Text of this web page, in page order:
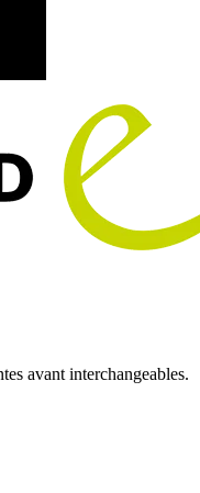
avant interchangeables.